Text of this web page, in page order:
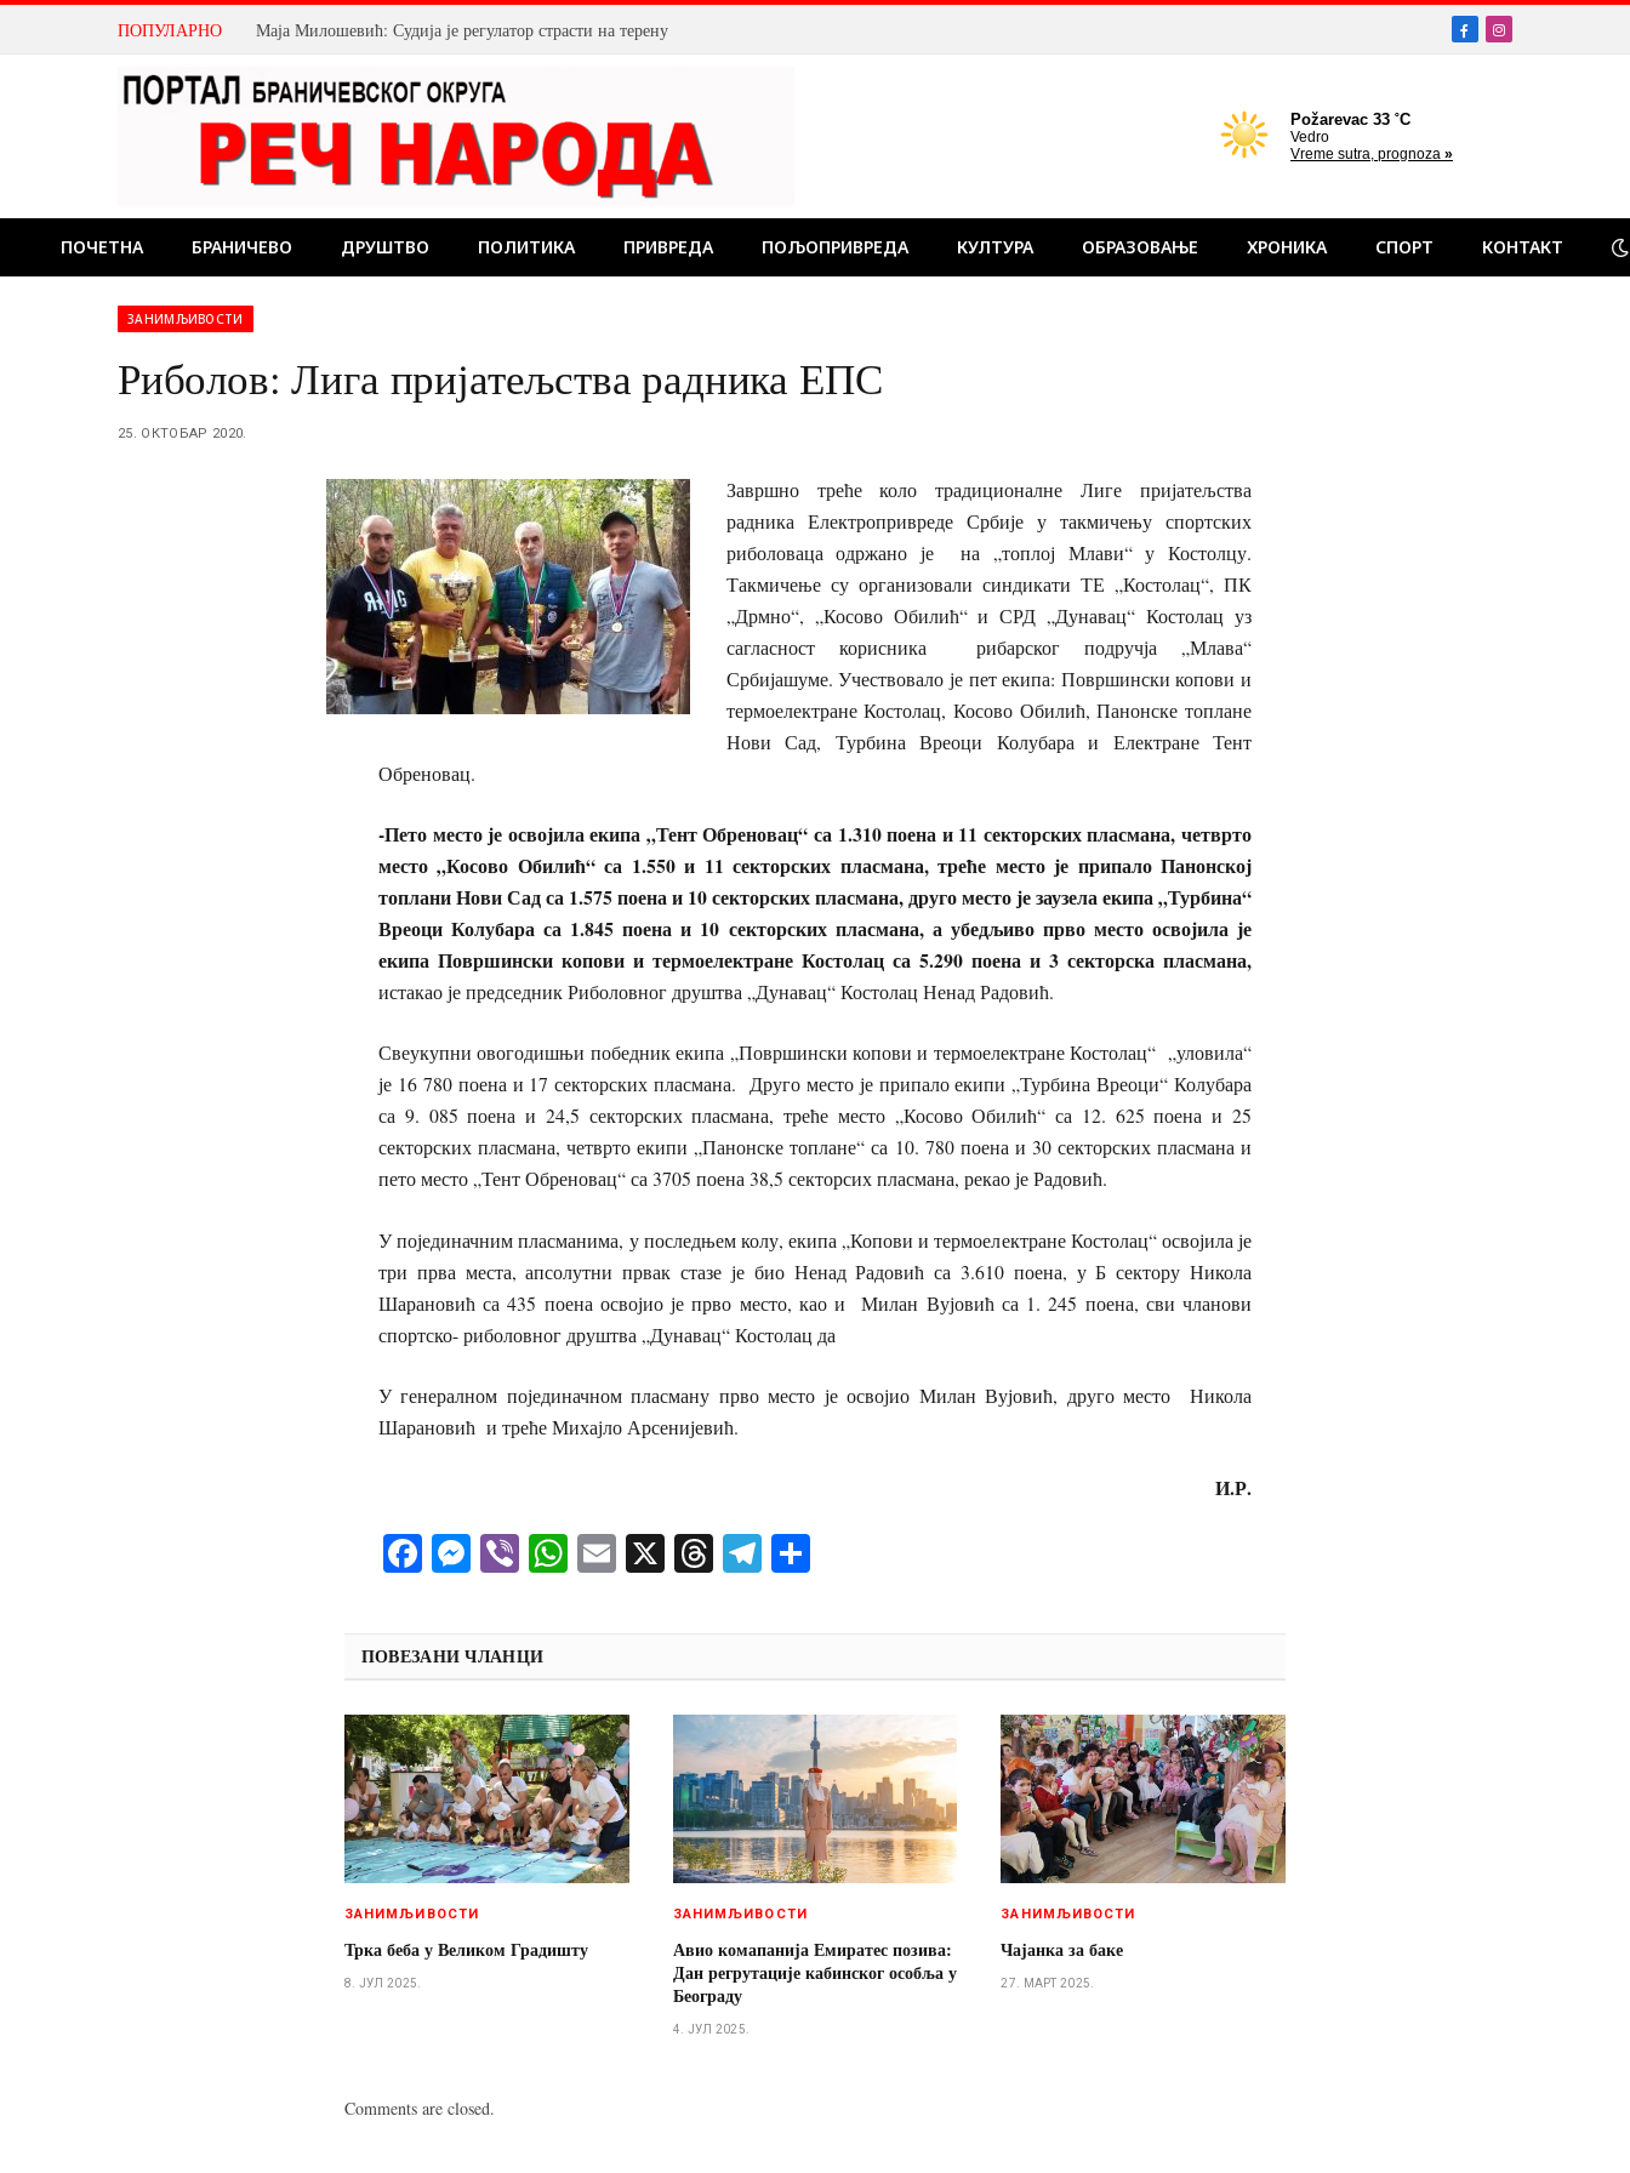
ПОПУЛАРНО Маја Милошевић: Судија је регулатор страсти на терену FacebookInstagram
ПОЧЕТНА БРАНИЧЕВО ДРУШТВО ПОЛИТИКА ПРИВРЕДА ПОЉОПРИВРЕДА КУЛТУРА ОБРАЗОВАЊЕ ХРОНИКА СПОРТ КОНТАКТ
ЗАНИМЉИВОСТИ
Риболов: Лига пријатељства радника ЕПС
25. ОКТОБАР 2020.
Завршно треће коло традиционалне Лиге пријатељства
радника Електропривреде Србије у такмичењу спортских
риболоваца одржано је на „топлој Млави“ у Костолцу.
Такмичење су организовали синдикати ТЕ „Костолац“, ПК
„Дрмно“, „Косово Обилић“ и СРД „Дунавац“ Костолац уз
сагласност корисника рибарског подручја „Млава“
Србијашуме. Учествовало је пет екипа: Површински копови и
термоелектране Костолац, Косово Обилић, Панонске топлане
Нови Сад, Турбина Вреоци Колубара и Електране Тент
Обреновац.
-Пето место је освојила екипа „Тент Обреновац“ са 1.310 поена и 11 секторских пласмана, четврто
место „Косово Обилић“ са 1.550 и 11 секторских пласмана, треће место је припало Панонској
топлани Нови Сад са 1.575 поена и 10 секторских пласмана, друго место је заузела екипа „Турбина“
Вреоци Колубара са 1.845 поена и 10 секторских пласмана, а убедљиво прво место освојила је
екипа Површински копови и термоелектране Костолац са 5.290 поена и 3 секторска пласмана,
истакао је председник Риболовног друштва „Дунавац“ Костолац Ненад Радовић.
Свеукупни овогодишњи победник екипа „Површински копови и термоелектране Костолац“ „уловила“
је 16 780 поена и 17 секторских пласмана. Друго место је припало екипи „Турбина Вреоци“ Колубара
са 9. 085 поена и 24,5 секторских пласмана, треће место „Косово Обилић“ са 12. 625 поена и 25
секторских пласмана, четврто екипи „Панонске топлане“ са 10. 780 поена и 30 секторских пласмана и
пето место „Тент Обреновац“ са 3705 поена 38,5 секторсих пласмана, рекао је Радовић.
У појединачним пласманима, у последњем колу, екипа „Копови и термоелектране Костолац“ освојила је
три прва места, апсолутни првак стазе је био Ненад Радовић са 3.610 поена, у Б сектору Никола
Шарановић са 435 поена освојио је прво место, као и Милан Вујовић са 1. 245 поена, сви чланови
спортско- риболовног друштва „Дунавац“ Костолац да
У генералном појединачном пласману прво место је освојио Милан Вујовић, друго место Никола
Шарановић и треће Михајло Арсенијевић.
И.Р.
Facebook
Messenger
ViberWhatsApp
Email
X ThreadsTelegram
ПОВЕЗАНИ ЧЛАНЦИ
ЗАНИМЉИВОСТИ
Трка беба у Великом Градишту
8. ЈУЛ 2025.
ЗАНИМЉИВОСТИ
Авио комапанија Емиратес позива:
Дан регрутације кабинског особља у
Београду
4. ЈУЛ 2025.
ЗАНИМЉИВОСТИ
Чајанка за баке
27. МАРТ 2025.
Comments are closed.